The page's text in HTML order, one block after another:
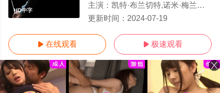
HD中字
主演： 凯特·布兰切特,诺米·梅兰特,尼娜·霍斯,马克·斯特朗,苏菲·考尔,朱利安·格洛弗,阿兰·柯德勒,亚历克·
更新时间： 2024-07-19
 在线观看  极速观看